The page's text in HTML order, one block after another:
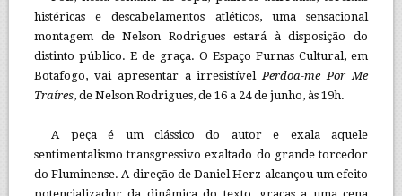
histéricas e descabelamentos atléticos, uma sensacional
montagem de Nelson Rodrigues estará à disposição do
distinto público. E de graça. O Espaço Furnas Cultural, em
Botafogo, vai apresentar a irresistívelPerdoa-me Por Me
Traíres, de Nelson Rodrigues, de 16 a 24 de junho, às 19h.
A peça é um clássico do autor e exala aquele
sentimentalismo transgressivo exaltado do grande torcedor
do Fluminense. A direção de Daniel Herz alcançou um efeito